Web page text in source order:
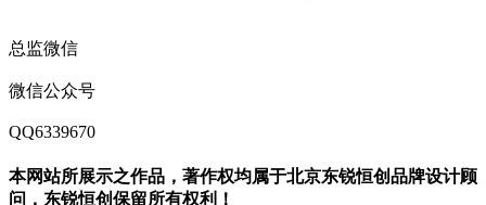
总监微信
微信公众号
QQ6339670
本网站所展示之作品，著作权均属于北京东锐恒创品牌设计顾
问，东锐恒创保留所有权利！